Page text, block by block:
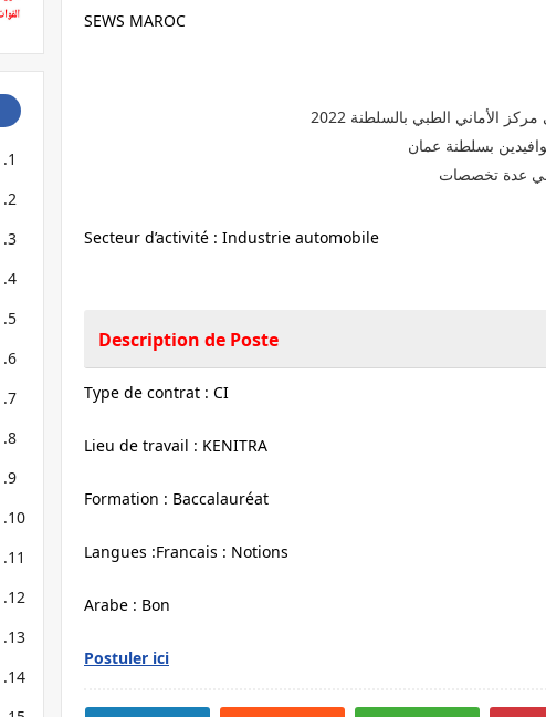
SEWS MAROC
الطبي بالسلطنة 2022
في عدة تخصصات
Secteur d’activité : Industrie automobile
Description de Poste
Type de contrat : CI
Lieu de travail : KENITRA
Formation : Baccalauréat
Langues :Francais : Notions
Postuler ici